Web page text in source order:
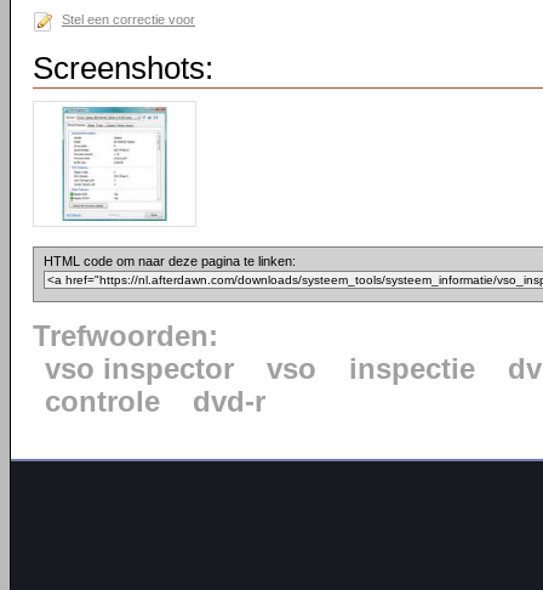
Stel een correctie voor
Screenshots:
HTML code om naar deze pagina te linken:
Trefwoorden:
vso inspector
vso inspectie
controle
dvd-r